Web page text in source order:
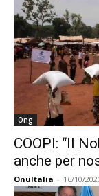
Ong
COOPI: “Il
anche per
OnuItalia - 16/10/